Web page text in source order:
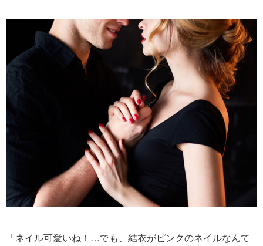
「ネイル可愛いね！…でも、結衣がピンクのネイルなんて